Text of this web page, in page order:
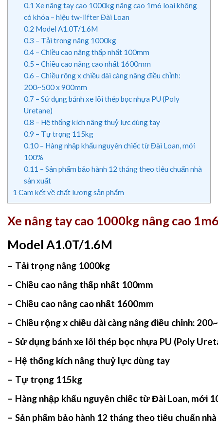
0.1 Xe nâng tay cao 1000kg nâng cao 1m6 loại không
có khóa – hiệu tw-lifter Đài Loan
0.2 Model A1.0T/1.6M
0.3 – Tải trọng nâng 1000kg
0.4– Chiều cao nâng thấp nhất 100mm
0.5 – Chiều cao nâng cao nhất 1600mm
0.6 – Chiều rộng x chiều dài càng nâng điều chỉnh:
200~500 x 900mm
0.7 – Sử dụng bánh xe lõi thép bọc nhựa PU (Poly
Uretane)
0.8 – Hệ thống kích nâng thuỷ lực dùng tay
0.9 – Tự trọng 115kg
0.10– Hàng nhập khẩu nguyên chiếc từ Đài Loan, mới
100%
0.11 – Sản phẩm bảo hành 12 tháng theo tiêu chuẩn nhà
sản xuất
1 Cam kết về chất lượng sản phẩm
Xe nâng tay cao 1000kg nâng cao
Model A1.0T/1.6M
– Tải trọng nâng 1000kg
– Chiều cao nâng thấp nhất 100mm
– Chiều cao nâng cao nhất 1600mm
– Chiều rộng x chiều dài càng nâng điều chỉnh:
– Sử dụng bánh xe lõi thép bọc nhựa PU (Poly
– Hệ thống kích nâng thuỷ lực dùng tay
– Tự trọng 115kg
– Hàng nhập khẩu nguyên chiếc từ Đài Loan, mới
– Sản phẩm bảo hành 12 tháng theo tiêu chuẩn